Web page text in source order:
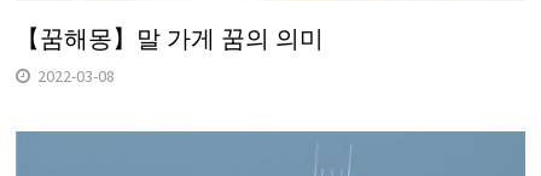
【꿈해몽】말 가게 꿈의 의미
2022-03-08